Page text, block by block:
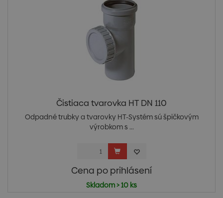
Čistiaca tvarovka HT DN 110
Odpadné trubky a tvarovky HT-Systém sú špičkovým
výrobkom s ...
Cena po prihlásení
Skladom > 10 ks